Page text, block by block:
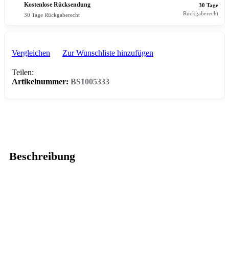
Kostenlose Rücksendung
30 Tage Rückgaberecht
30 Tage
Rückgaberecht
Vergleichen Zur Wunschliste hinzufügen
Teilen:
Artikelnummer: BS1005333
Beschreibung